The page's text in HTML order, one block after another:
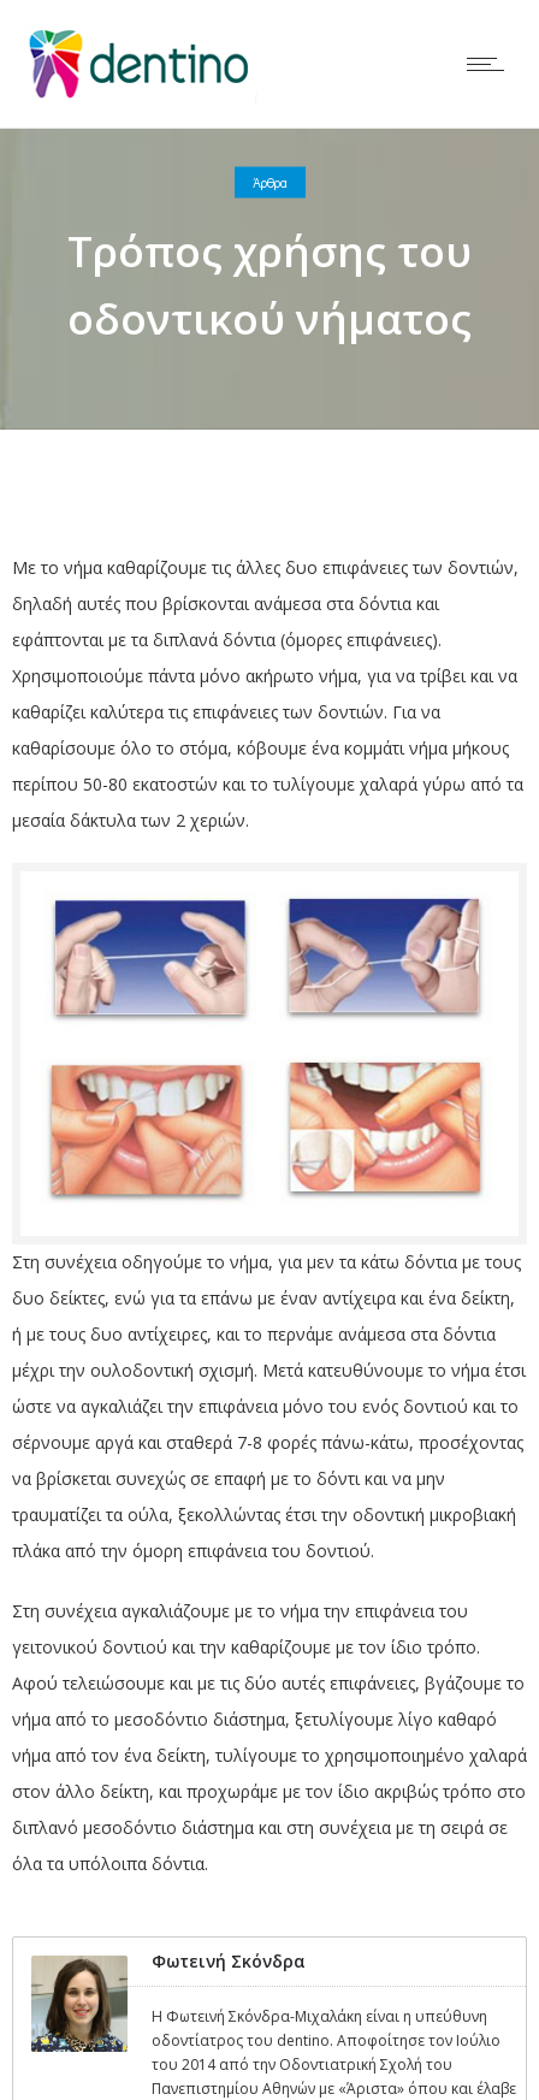
Άρθρα
Τρόπος χρήσης του
οδοντικού νήματος
Με το νήμα καθαρίζουμε τις άλλες δυο επιφάνειες των δοντιών,
δηλαδή αυτές που βρίσκονται ανάμεσα στα δόντια και
εφάπτονται με τα διπλανά δόντια (όμορες επιφάνειες).
Χρησιμοποιούμε πάντα μόνο ακήρωτο νήμα, για να τρίβει και να
καθαρίζει καλύτερα τις επιφάνειες των δοντιών. Για να
καθαρίσουμε όλο το στόμα, κόβουμε ένα κομμάτι νήμα μήκους
περίπου 50-80 εκατοστών και το τυλίγουμε χαλαρά γύρω από τα
μεσαία δάκτυλα των 2 χεριών.
Στη συνέχεια οδηγούμε το νήμα, για μεν τα κάτω δόντια με τους
δυο δείκτες, ενώ για τα επάνω με έναν αντίχειρα και ένα δείκτη,
ή με τους δυο αντίχειρες, και το περνάμε ανάμεσα στα δόντια
μέχρι την ουλοδοντική σχισμή. Μετά κατευθύνουμε το νήμα έτσι
ώστε να αγκαλιάζει την επιφάνεια μόνο του ενός δοντιού και το
σέρνουμε αργά και σταθερά 7-8 φορές πάνω-κάτω, προσέχοντας
να βρίσκεται συνεχώς σε επαφή με το δόντι και να μην
τραυματίζει τα ούλα, ξεκολλώντας έτσι την οδοντική μικροβιακή
πλάκα από την όμορη επιφάνεια του δοντιού.
Στη συνέχεια αγκαλιάζουμε με το νήμα την επιφάνεια του
γειτονικού δοντιού και την καθαρίζουμε με τον ίδιο τρόπο.
Αφού τελειώσουμε και με τις δύο αυτές επιφάνειες, βγάζουμε το
νήμα από το μεσοδόντιο διάστημα, ξετυλίγουμε λίγο καθαρό
νήμα από τον ένα δείκτη, τυλίγουμε το χρησιμοποιημένο χαλαρά
στον άλλο δείκτη, και προχωράμε με τον ίδιο ακριβώς τρόπο στο
διπλανό μεσοδόντιο διάστημα και στη συνέχεια με τη σειρά σε
όλα τα υπόλοιπα δόντια.
Φωτεινή Σκόνδρα
Η Φωτεινή Σκόνδρα-Μιχαλάκη είναι η υπεύθυνη
οδοντίατρος του dentino. Αποφοίτησε τον Ιούλιο
του 2014 από την Οδοντιατρική Σχολή του
Πανεπιστημίου Αθηνών με «Άριστα» όπου και έλαβε